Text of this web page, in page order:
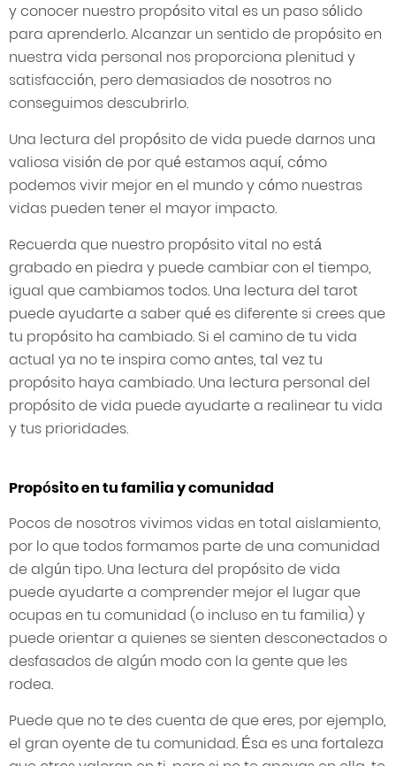
y conocer nuestro propósito vital es un paso sólido
para aprenderlo. Alcanzar un sentido de propósito en
nuestra vida personal nos proporciona plenitud y
satisfacción, pero demasiados de nosotros no
conseguimos descubrirlo.
Una lectura del propósito de vida puede darnos una
valiosa visión de por qué estamos aquí, cómo
podemos vivir mejor en el mundo y cómo nuestras
vidas pueden tener el mayor impacto.
Recuerda que nuestro propósito vital no está
grabado en piedra y puede cambiar con el tiempo,
igual que cambiamos todos. Una lectura del tarot
puede ayudarte a saber qué es diferente si crees que
tu propósito ha cambiado. Si el camino de tu vida
actual ya no te inspira como antes, tal vez tu
propósito haya cambiado. Una lectura personal del
propósito de vida puede ayudarte a realinear tu vida
y tus prioridades.
Propósito en tu familia y comunidad
Pocos de nosotros vivimos vidas en total aislamiento,
por lo que todos formamos parte de una comunidad
de algún tipo. Una lectura del propósito de vida
puede ayudarte a comprender mejor el lugar que
ocupas en tu comunidad (o incluso en tu familia) y
puede orientar a quienes se sienten desconectados o
desfasados de algún modo con la gente que les
rodea.
Puede que no te des cuenta de que eres, por ejemplo,
el gran oyente de tu comunidad. Ésa es una fortaleza